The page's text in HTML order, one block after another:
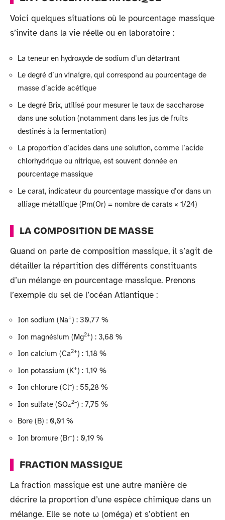
Voici quelques situations où le pourcentage massique
s’invite dans la vie réelle ou en laboratoire :
La teneur en hydroxyde de sodium d’un détartrant
Le degré d’un vinaigre, qui correspond au pourcentage de
masse d’acide acétique
Le degré Brix, utilisé pour mesurer le taux de saccharose
dans une solution (notamment dans les jus de fruits
destinés à la fermentation)
La proportion d’acides dans une solution, comme l’acide
chlorhydrique ou nitrique, est souvent donnée en
pourcentage massique
Le carat, indicateur du pourcentage massique d’or dans un
alliage métallique (Pm(Or) = nombre de carats × 1/24)
LA COMPOSITION DE MASSE
Quand on parle de composition massique, il s’agit de
détailler la répartition des différents constituants
d’un mélange en pourcentage massique. Prenons
l’exemple du sel de l’océan Atlantique :
Ion sodium (Na+) : 30,77 %
Ion magnésium (Mg2+) : 3,68 %
Ion calcium (Ca2+) : 1,18 %
Ion potassium (K+) : 1,19 %
Ion chlorure (Cl–) : 55,28 %
Ion sulfate (SO4
2–) : 7,75 %
Bore (B) : 0,01 %
Ion bromure (Br–) : 0,19 %
FRACTION MASSIQUE
La fraction massique est une autre manière de
décrire la proportion d’une espèce chimique dans un
mélange. Elle se note ω (oméga) et s’obtient en